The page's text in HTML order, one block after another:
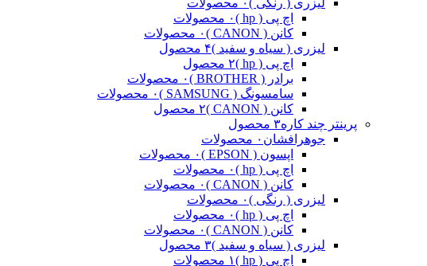
لیزری ( رنگی )۰ محصولات
اچ پی ( hp )
۰ محصولات
کانن ( CANON )
۰ محصولات
لیزری ( سیاه و سفید )۴ محصول
اچ پی ( hp )
۲ محصول
برادر ( BROTHER )
۰ محصولات
سامسونگ ( SAMSUNG )
۰ محصولات
کانن ( CANON )
۲ محصول
پرینتر چند کاره۳ محصول
جوهرافشان ۰ محصولات
اپسون ( EPSON )
۰ محصولات
اچ پی ( hp )
۰ محصولات
کانن ( CANON )
۰ محصولات
لیزری ( رنگی )۰ محصولات
اچ پی ( hp )
۰ محصولات
کانن ( CANON )
۰ محصولات
لیزری ( سیاه و سفید )۳ محصول
اچ پی ( hp )
۱ محصولات